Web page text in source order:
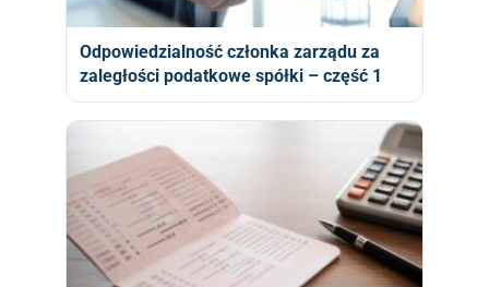
Odpowiedzialność członka zarządu za
zaległości podatkowe spółki – część 1